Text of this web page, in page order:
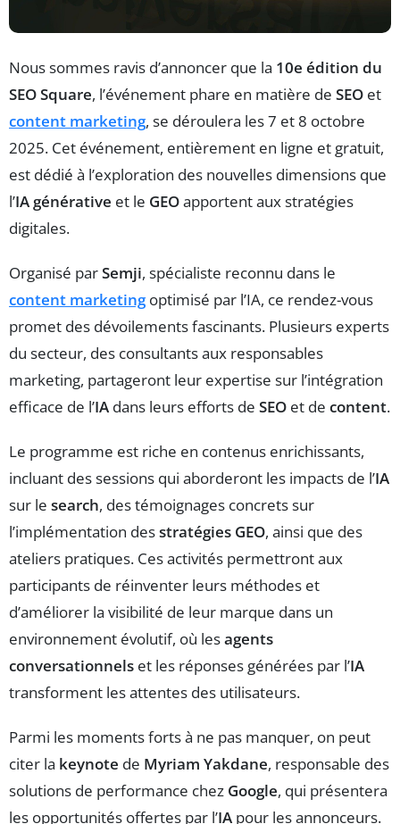
Nous sommes ravis d’annoncer que la 10e édition du
SEO Square, l’événement phare en matière de SEO et
content marketing, se déroulera les 7 et 8 octobre
2025. Cet événement, entièrement en ligne et gratuit,
est dédié à l’exploration des nouvelles dimensions que
l’IA générative et le GEOapportent aux stratégies
digitales.
Organisé parSemji, spécialiste reconnu dans le
content marketingoptimisé par l’IA, ce rendez-vous
promet des dévoilements fascinants. Plusieurs experts
du secteur, des consultants aux responsables
marketing, partageront leur expertise sur l’intégration
efficace de l’IA dans leurs efforts de SEO et de content.
Le programme est riche en contenus enrichissants,
incluant des sessions qui aborderont les impacts de l’IA
sur le search, des témoignages concrets sur
l’implémentation desstratégies GEO, ainsi que des
ateliers pratiques. Ces activités permettront aux
participants de réinventer leurs méthodes et
d’améliorer la visibilité de leur marque dans un
environnement évolutif, où lesagents
conversationnels et les réponses générées par l’IA
transforment les attentes des utilisateurs.
Parmi les moments forts à ne pas manquer, on peut
citer la keynote de Myriam Yakdane, responsable des
solutions de performance chez Google, qui présentera
les opportunités offertes par l’IA pour les annonceurs.